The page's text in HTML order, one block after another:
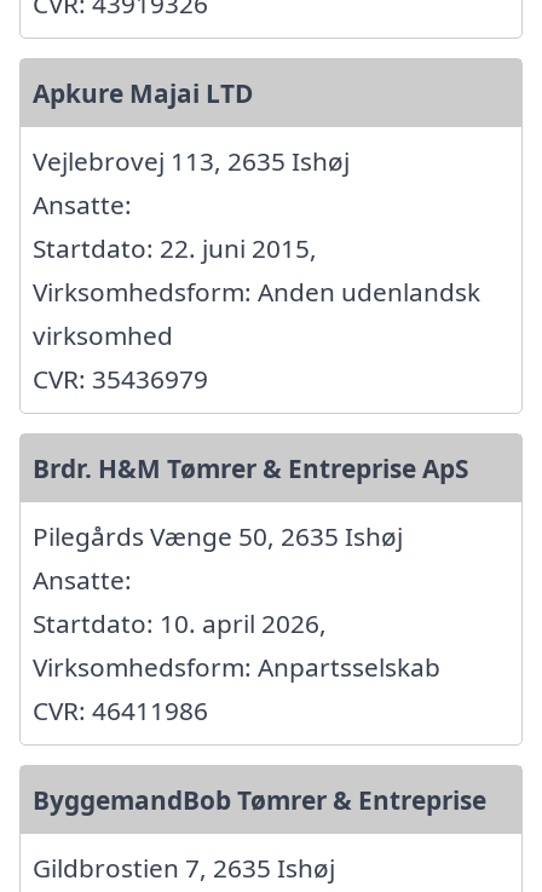
Apkure Majai LTD
Vejlebrovej 113, 2635 Ishøj
Ansatte:
Startdato: 22. juni 2015,
Virksomhedsform: Anden udenlandsk
virksomhed
CVR: 35436979
Brdr. H&M Tømrer & Entreprise ApS
Pilegårds Vænge 50, 2635 Ishøj
Ansatte:
Startdato: 10. april 2026,
Virksomhedsform: Anpartsselskab
CVR: 46411986
ByggemandBob Tømrer & Entreprise
Gildbrostien 7, 2635 Ishøj